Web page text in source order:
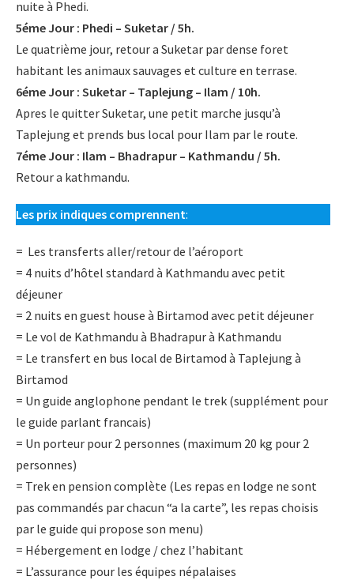
- Trekking Vallée de Kathmandu
Voyage au Nepal
- VTT au Nepal
- Voyage de la Fête
- Voyage Culturelle
- Sommet et Expéditions
- Trek et Voyage en Famille
Aventure
Contactez-nous
EN
WhatsApp
Chat IA
nuite à Phedi.
5éme Jour : Phedi – Suketar / 5h.
Le quatrième jour, retour a Suketar par dense foret
habitant les animaux sauvages et culture en terrase.
6éme Jour : Suketar – Taplejung – Ilam / 10h.
Apres le quitter Suketar, une petit marche jusqu’à
Taplejung et prends bus local pour Ilam par le route.
7éme Jour : Ilam – Bhadrapur – Kathmandu / 5h.
Retour a kathmandu.
Les prix indiques comprennent:
= Les transferts aller/retour de l’aéroport
= 4 nuits d’hôtel standard à Kathmandu avec petit
déjeuner
= 2 nuits en guest house à Birtamod avec petit déjeuner
= Le vol de Kathmandu à Bhadrapur à Kathmandu
= Le transfert en bus local de Birtamod à Taplejung à
Birtamod
= Un guide anglophone pendant le trek (supplément pour
le guide parlant francais)
= Un porteur pour 2 personnes (maximum 20 kg pour 2
personnes)
= Trek en pension complète (Les repas en lodge ne sont
pas commandés par chacun “a la carte”, les repas choisis
par le guide qui propose son menu)
= Hébergement en lodge / chez l’habitant
= L’assurance pour les équipes népalaises